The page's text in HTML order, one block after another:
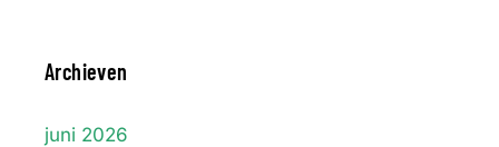
Archieven
juni 2026